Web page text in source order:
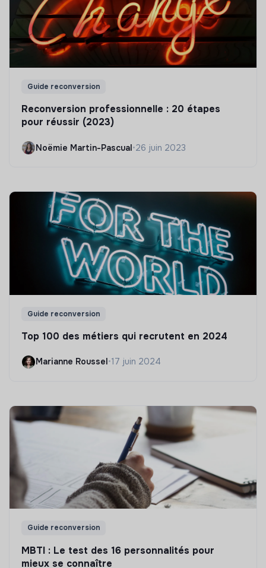
Guide reconversion
Reconversion professionnelle : 20 étapes
pour réussir (2023)
Noëmie Martin-Pascual•26 juin 2023
Guide reconversion
Top 100 des métiers qui recrutent en 2024
Marianne Roussel •17 juin 2024
Guide reconversion
MBTI : Le test des 16 personnalités pour
mieux se connaître